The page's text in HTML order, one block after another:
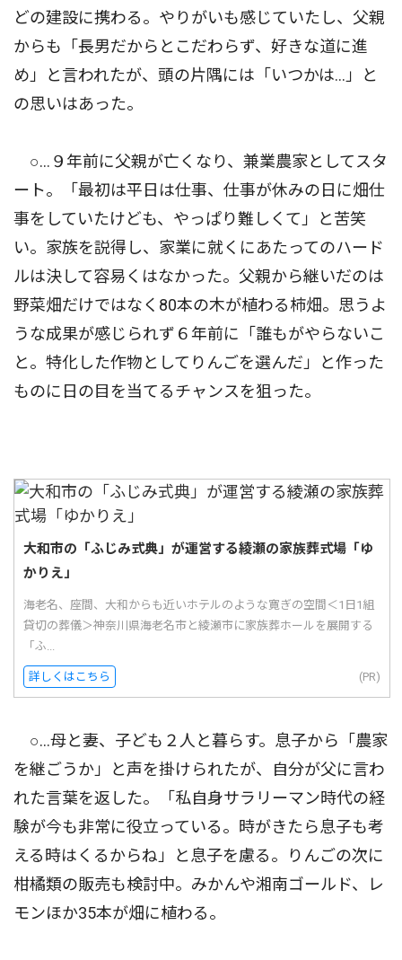
どの建設に携わる。やりがいも感じていたし、父親
からも「長男だからとこだわらず、好きな道に進
め」と言われたが、頭の片隅には「いつかは…」と
の思いはあった。
○…９年前に父親が亡くなり、兼業農家としてスタ
ート。「最初は平日は仕事、仕事が休みの日に畑仕
事をしていたけども、やっぱり難しくて」と苦笑
い。家族を説得し、家業に就くにあたってのハード
ルは決して容易くはなかった。父親から継いだのは
野菜畑だけではなく80本の木が植わる柿畑。思うよ
うな成果が感じられず６年前に「誰もがやらないこ
と。特化した作物としてりんごを選んだ」と作った
ものに日の目を当てるチャンスを狙った。
大和市の「ふじみ式典」が運営する綾瀬の家族葬式場「ゆ
かりえ」
海老名、座間、大和からも近いホテルのような寛ぎの空間＜1日1組
貸切の葬儀＞神奈川県海老名市と綾瀬市に家族葬ホールを展開する
「ふ...
詳しくはこちら (PR)
○…母と妻、子ども２人と暮らす。息子から「農家
を継ごうか」と声を掛けられたが、自分が父に言わ
れた言葉を返した。「私自身サラリーマン時代の経
験が今も非常に役立っている。時がきたら息子も考
える時はくるからね」と息子を慮る。りんごの次に
柑橘類の販売も検討中。みかんや湘南ゴールド、レ
モンほか35本が畑に植わる。